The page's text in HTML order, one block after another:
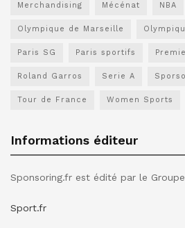
Merchandising Mécénat NBA
Olympique de Marseille
Paris SG Paris sportifs
Roland Garros Serie A
Tour de France Women Sports
Informations éditeur
Sponsoring.fr est édité par le Groupe
Sport.fr